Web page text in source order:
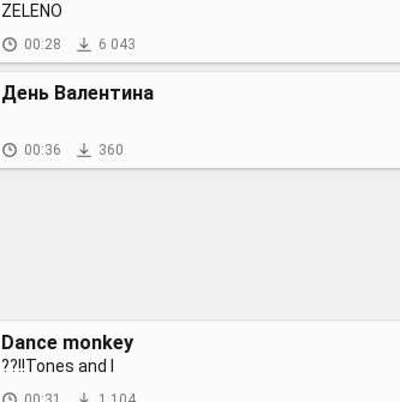
ZELENO
00:28 6 043
День Валентина
00:36 360
Dance monkey
??!!Tones and I